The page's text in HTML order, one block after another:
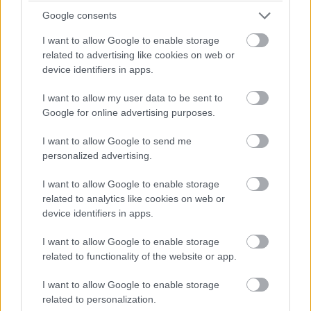
Google consents
I want to allow Google to enable storage
related to advertising like cookies on web or
device identifiers in apps.
I want to allow my user data to be sent to
Google for online advertising purposes.
I want to allow Google to send me
personalized advertising.
I want to allow Google to enable storage
related to analytics like cookies on web or
device identifiers in apps.
I want to allow Google to enable storage
related to functionality of the website or app.
I want to allow Google to enable storage
related to personalization.
Persze alapvetően ingyenes, nyílt forráskódú
alkalmazásokról van szó, például a Firefoxról és a
Thunderbirdről (internet és levelezés), multimédiás
fájlok lejátszásához pedig a VLC-ről.
A dokumentumok kezeléséről a LibreOffice gondoskodik
- az eddig felsorolt szoftverek ráadásul olyan